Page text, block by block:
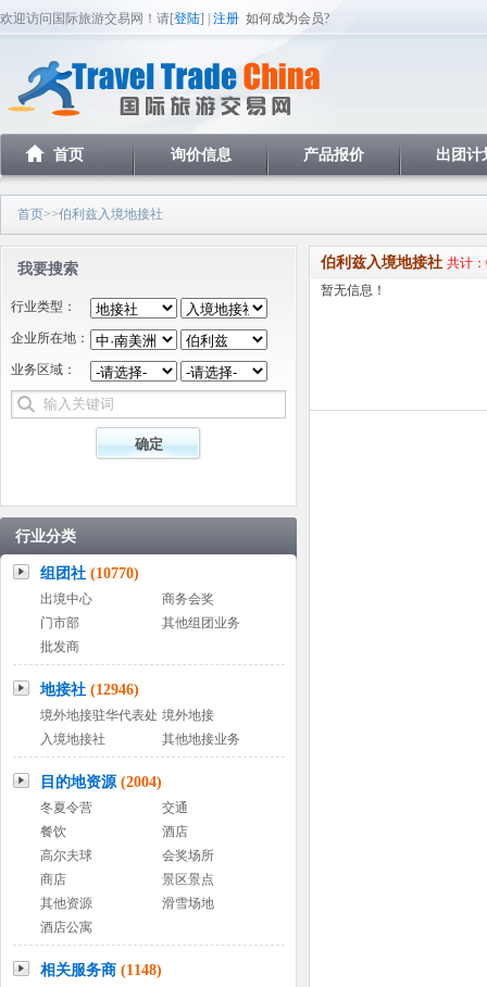
欢迎访问国际旅游交易网！请[登陆] | 注册 如何成为会员?
首页 询价信息 产品报价 出团计
首页>>伯利兹入境地接社
我要搜索
行业类型：
企业所在地：
业务区域：
行业分类
组团社 (10770)
出境中心
商务会奖
门市部
其他组团业务
批发商
地接社 (12946)
境外地接驻华代表处 境外地接
入境地接社
其他地接业务
目的地资源 (2004)
冬夏令营
交通
餐饮
酒店
高尔夫球
会奖场所
商店
景区景点
其他资源
滑雪场地
酒店公寓
相关服务商 (1148)
伯利兹入境地接社 共计
暂无信息！